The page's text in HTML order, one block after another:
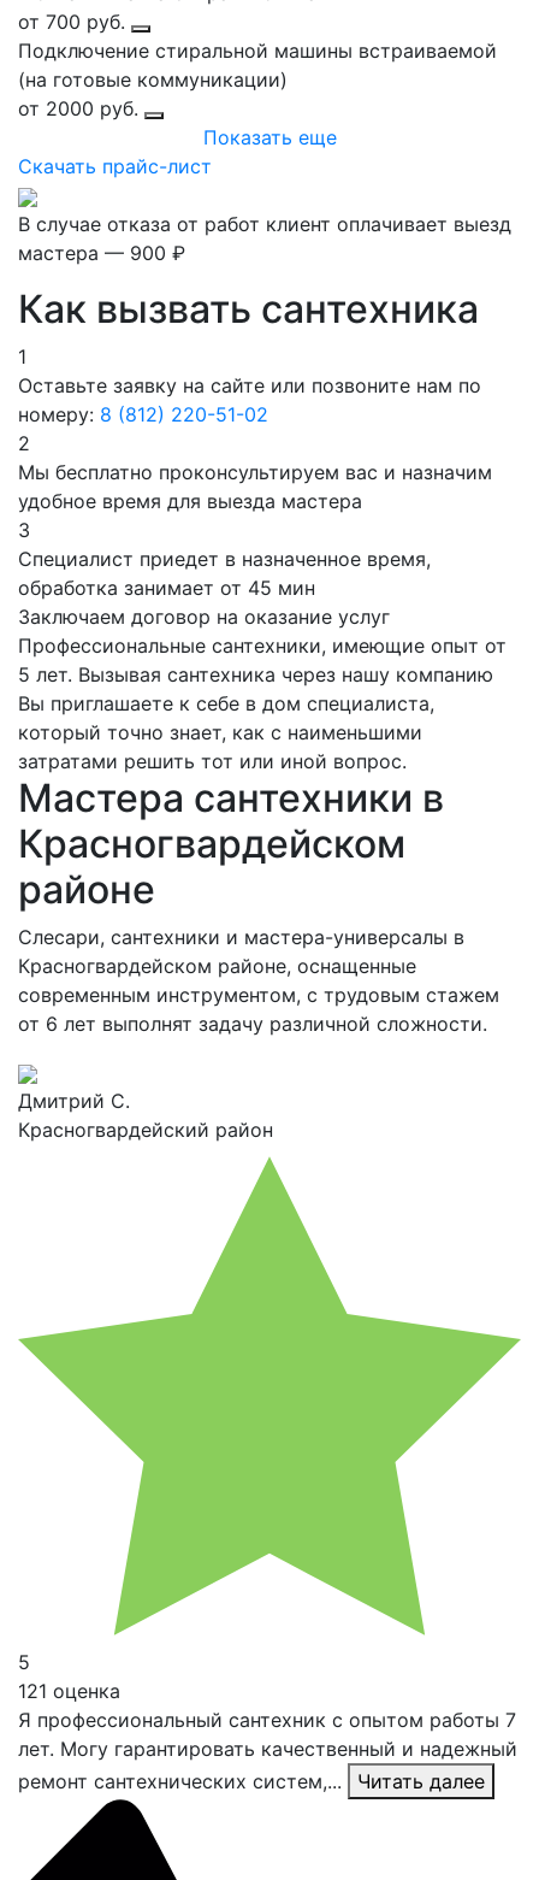
от 700 руб.
Подключение стиральной машины встраиваемой
(на готовые коммуникации)
от 2000 руб.
Показать еще
Скачать прайс-лист
В случае отказа от работ клиент оплачивает выезд
мастера — 900 ₽
Как вызвать сантехника
1
Оставьте заявку на сайте или позвоните нам по
номеру: 8 (812) 220-51-02
2
Мы бесплатно проконсультируем вас и назначим
удобное время для выезда мастера
3
Специалист приедет в назначенное время,
обработка занимает от 45 мин
Заключаем договор на оказание услуг
Профессиональные сантехники, имеющие опыт от
5 лет. Вызывая сантехника через нашу компанию
Вы приглашаете к себе в дом специалиста,
который точно знает, как с наименьшими
затратами решить тот или иной вопрос.
Мастера сантехники в
Красногвардейском
районе
Слесари, сантехники и мастера-универсалы в
Красногвардейском районе, оснащенные
современным инструментом, с трудовым стажем
от 6 лет выполнят задачу различной сложности.
Дмитрий С.
Красногвардейский район
5
121 оценка
Я профессиональный сантехник с опытом работы 7
лет. Могу гарантировать качественный и надежный
ремонт сантехнических систем,...
Читать далее